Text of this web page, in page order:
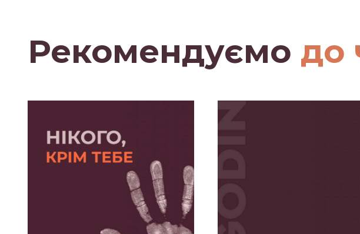
Рекомендуємо до